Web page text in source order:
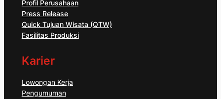
Profil Perusahaan
Press Release
Quick Tujuan Wisata (QTW)
Fasilitas Produksi
Karier
Lowongan Kerja
Pengumuman